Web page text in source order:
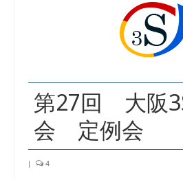
第27回 大阪
会 定例会
| 4